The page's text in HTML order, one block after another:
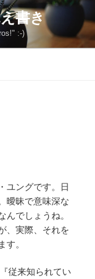
書き
:-)
ユングです。日
曖昧で意味深な
でしょうね。
、実際、それを
す。
従来知られてい